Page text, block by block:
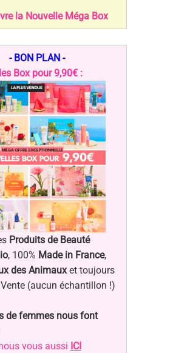
la Nouvelle Méga Box
- BON PLAN -
Box pour 9,90€ :
Produits de Beauté
, 100% Made in France,
des Animauxet toujours
(aucun échantillon !)
de femmes nous font
vous aussi ICI